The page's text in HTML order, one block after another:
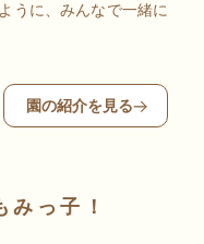
うに、みんなで一緒に
園の紹介を見る
っ子！